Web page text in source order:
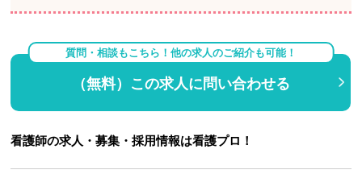
質問・相談もこちら！他の求人のご紹介も可能！
（無料）この求人に問い合わせる
看護師の求人・募集・採用情報は看護プロ！